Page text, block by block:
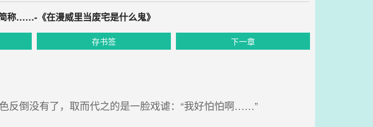
称……-《在漫威里当废宅是什么鬼》
存书签 下一章
反倒没有了，取而代之的是一脸戏谑：“我好怕怕啊……”